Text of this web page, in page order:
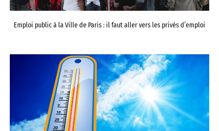
Emploi public à la Ville de Paris : il faut aller vers les privés d’emploi